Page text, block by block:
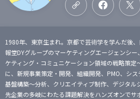
1980年、東京生まれ。京都で芸術学を学んだ後
報堂DYグループのマーケティングエージェンシ
ケティング・コミュニケーション領域の戦略策定
に、新規事業策定・開発、組織開発、PMO、シ
基盤構築〜分析、クリエイティブ制作、デジタル
先企業の多岐にわたる課題解決をハンズオンでサ